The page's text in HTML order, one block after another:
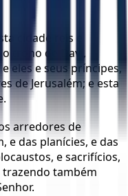
cidade reis e
trono de Davi,
eles e seus príncipes,
de Jerusalém; e esta
arredores de
e das planícies, e das
e sacrifícios,
trazendo também